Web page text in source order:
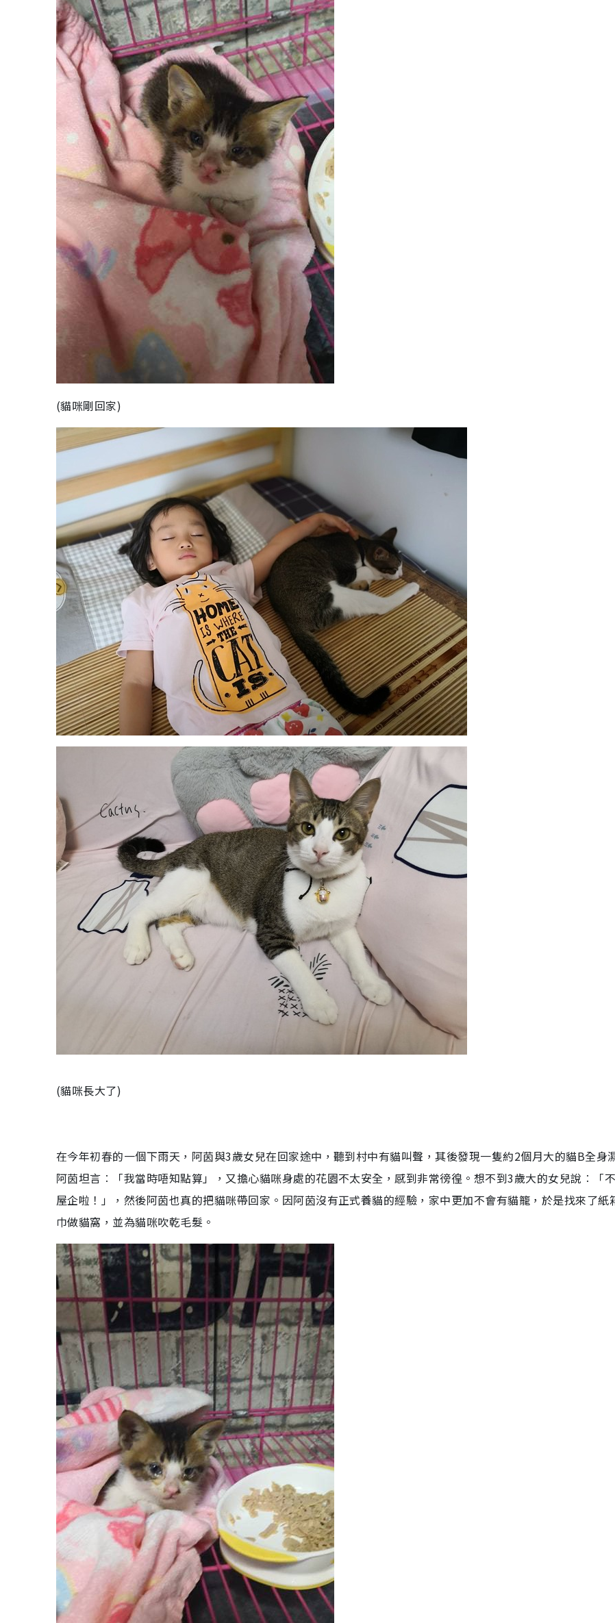
(貓咪剛回家)
(貓咪長大了)
在今年初春的一個下雨天，阿茵與3歲女兒在回家途中，聽到村中有貓叫聲，其後發現一隻約2個月大的貓B全身
阿茵坦言︰「我當時唔知點算」，又擔心貓咪身處的花園不太安全，感到非常徬徨。想不到3歲大的女兒說︰「
屋企啦！」，然後阿茵也真的把貓咪帶回家。因阿茵沒有正式養貓的經驗，家中更加不會有貓籠，於是找來了紙
巾做貓窩，並為貓咪吹乾毛髮。